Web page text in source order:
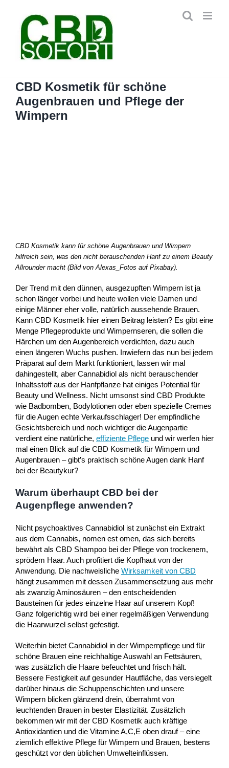
springen
CBD Kosmetik für schöne
Augenbrauen und Pflege der
Wimpern
CBD Kosmetik kann für schöne Augenbrauen und Wimpern
hilfreich sein, was den nicht berauschenden Hanf zu einem Beauty
Allrounder macht (Bild von Alexas_Fotos auf Pixabay).
Der Trend mit den dünnen, ausgezupften Wimpern ist ja
schon länger vorbei und heute wollen viele Damen und
einige Männer eher volle, natürlich aussehende Brauen.
Kann CBD Kosmetik hier einen Beitrag leisten? Es gibt eine
Menge Pflegeprodukte und Wimpernseren, die sollen die
Härchen um den Augenbereich verdichten, dazu auch
einen längeren Wuchs pushen. Inwiefern das nun bei jedem
Präparat auf dem Markt funktioniert, lassen wir mal
dahingestellt, aber Cannabidiol als nicht berauschender
Inhaltsstoff aus der Hanfpflanze hat einiges Potential für
Beauty und Wellness. Nicht umsonst sind CBD Produkte
wie Badbomben, Bodylotionen oder eben spezielle Cremes
für die Augen echte Verkaufsschlager! Der empfindliche
Gesichtsbereich und noch wichtiger die Augenpartie
verdient eine natürliche, effiziente Pflege und wir werfen hier
mal einen Blick auf die CBD Kosmetik für Wimpern und
Augenbrauen – gibt’s praktisch schöne Augen dank Hanf
bei der Beautykur?
Warum überhaupt CBD bei der
Augenpflege anwenden?
Nicht psychoaktives Cannabidiol ist zunächst ein Extrakt
aus dem Cannabis, nomen est omen, das sich bereits
bewährt als CBD Shampoo bei der Pflege von trockenem,
sprödem Haar. Auch profitiert die Kopfhaut von der
Anwendung. Die nachweisliche Wirksamkeit von CBD
hängt zusammen mit dessen Zusammensetzung aus mehr
als zwanzig Aminosäuren – den entscheidenden
Bausteinen für jedes einzelne Haar auf unserem Kopf!
Ganz folgerichtig wird bei einer regelmäßigen Verwendung
die Haarwurzel selbst gefestigt.
Weiterhin bietet Cannabidiol in der Wimpernpflege und für
schöne Brauen eine reichhaltige Auswahl an Fettsäuren,
was zusätzlich die Haare befeuchtet und frisch hält.
Bessere Festigkeit auf gesunder Hautfläche, das versiegelt
darüber hinaus die Schuppenschichten und unsere
Wimpern blicken glänzend drein, überrahmt von
leuchtenden Brauen in bester Elastizität. Zusätzlich
bekommen wir mit der CBD Kosmetik auch kräftige
Antioxidantien und die Vitamine A,C,E oben drauf – eine
ziemlich effektive Pflege für Wimpern und Brauen, bestens
geschützt vor den üblichen Umwelteinflüssen.